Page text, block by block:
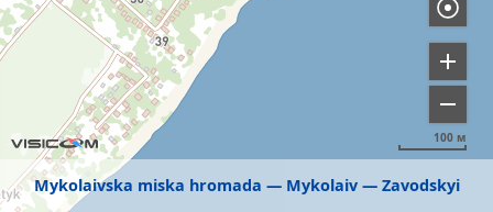
Mykolaivska miska hromada Mykolaiv Zavodskyi
100 м